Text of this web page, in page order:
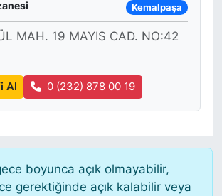
Kemalpaşa
MAH. 19 MAYIS CAD. NO:42
Al 0 (232) 878 00 19
boyunca açık olmayabilir,
gerektiğinde açık kalabilir veya